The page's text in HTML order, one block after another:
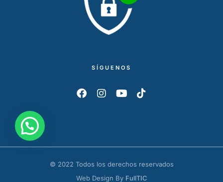
SÍGUENOS
© 2022 Todos los derechos reservados
Web Design By FullTIC